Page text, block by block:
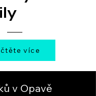
více
v Opavě